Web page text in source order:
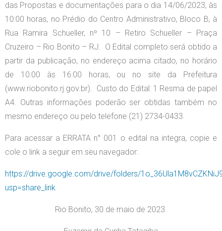
das Propostas e documentações para o dia 14/06/2023, às
10:00 horas, no Prédio do Centro Administrativo, Bloco B, à
Rua Ramira Schueller, nº 10 – Retiro Schueller – Praça
Cruzeiro – Rio Bonito – RJ. O Edital completo será obtido a
partir da publicação, no endereço acima citado, no horário
de 10:00 às 16:00 horas, ou no site da Prefeitura
(www.riobonito.rj.gov.br). Custo do Edital: 1 Resma de papel
A4. Outras informações poderão ser obtidas também no
mesmo endereço ou pelo telefone (21) 2734-0433.
Para acessar a ERRATA n° 001 o edital na integra, copie e
cole o link a seguir em seu navegador:
https://drive.google.com/drive/folders/
usp=share_link
Rio Bonito, 30 de maio de 2023.